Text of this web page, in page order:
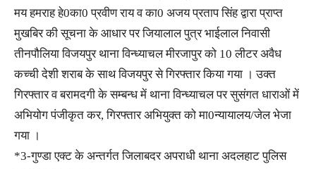
मय हमराह हे0का0 प्रवीण राय व का0 अजय प्रताप सिंह द्वारा प्राप्त
मुखबिर की सूचना के आधार पर जियालाल पुत्र भाईलाल निवासी
तीनपौलिया विजयपुर थाना विन्ध्याचल मीरजापुर को 10 लीटर अवैध
कच्ची देशी शराब के साथ विजयपुर से गिरफ्तार किया गया । उक्त
गिरफ्तार व बरामदगी के सम्बन्ध में थाना विन्ध्याचल पर सुसंगत धाराओं में
अभियोग पंजीकृत कर, गिरफ्तार अभियुक्त को मा0न्यायालय/जेल भेजा
गया ।
*3-गुण्डा एक्ट के अन्तर्गत जिलाबदर अपराधी थाना अदलहाट पुलिस